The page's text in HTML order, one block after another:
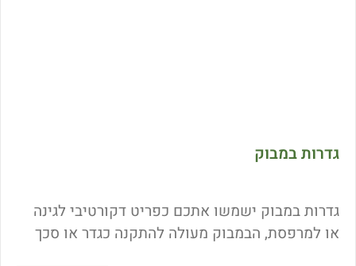
גדרות במבוק
גדרות במבוק ישמשו אתכם כפריט דקורטיבי לגינה
או למרפסת, הבמבוק מעולה להתקנה כגדר או סכך